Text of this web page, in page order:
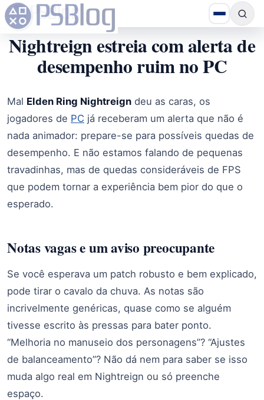
Nightreign estreia com alerta de
desempenho ruim no PC
Mal Elden Ring Nightreign deu as caras, os
jogadores de PC já receberam um alerta que não é
nada animador: prepare-se para possíveis quedas de
desempenho. E não estamos falando de pequenas
travadinhas, mas de quedas consideráveis de FPS
que podem tornar a experiência bem pior do que o
esperado.
Notas vagas e um aviso preocupante
Se você esperava um patch robusto e bem explicado,
pode tirar o cavalo da chuva. As notas são
incrivelmente genéricas, quase como se alguém
tivesse escrito às pressas para bater ponto.
“Melhoria no manuseio dos personagens”? “Ajustes
de balanceamento”? Não dá nem para saber se isso
muda algo real em Nightreign ou só preenche
espaço.